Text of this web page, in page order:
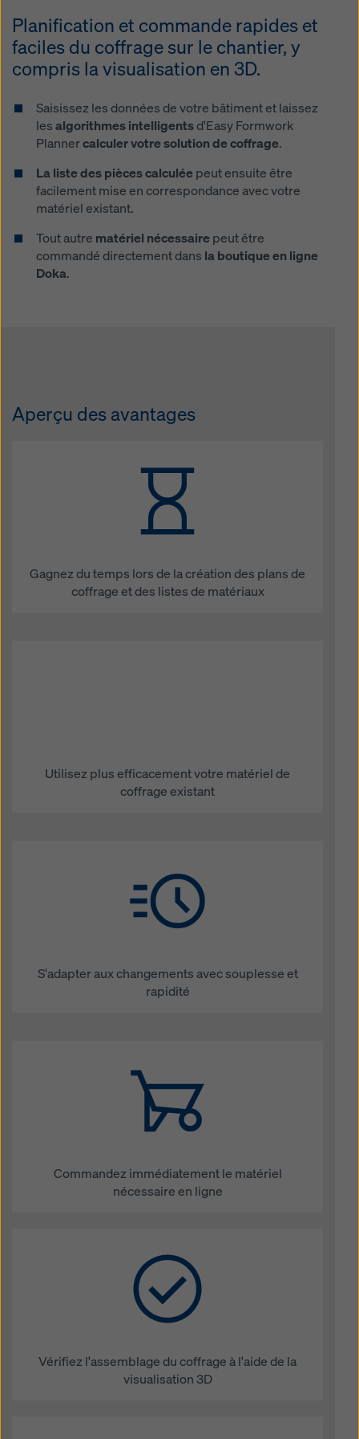
Planification et commande rapides et
faciles du coffrage sur le chantier, y
compris la visualisation en 3D.
Saisissez les données de votre bâtiment et laissez
lesalgorithmes intelligentsd'Easy Formwork
Plannercalculer votre solution de coffrage.
La liste des pièces calculéepeut ensuite être
facilement mise en correspondance avec votre
matériel existant.
Tout autre matériel nécessairepeut être
commandé directement dans la boutique en ligne
Doka.
Aperçu des avantages
Gagnez du temps lors de la création des plans de
coffrage et des listes de matériaux
Utilisez plus efficacement votre matériel de
coffrage existant
S'adapter aux changements avec souplesse et
rapidité
Commandez immédiatement le matériel
nécessaire en ligne
Vérifiez l'assemblage du coffrage à l'aide de la
visualisation 3D
ces pays tiers à des fins de contrôle et de surveillance
et qu'il n'y ait pas de recours juridique efficace contre
cela. Vous pouvez rejeter tous les cookies nécessitant
un consentement en cliquant sur « Rejeter » ou en
paramètres de cookies au bas de ce site web et en
utilisant les cases à cocher correspondantes. Vous
pouvez révoquer votre consentement à tout moment,
avec effet futur et sans indication de motif, en cliquant
surparamètres de cookiesau bas de ce site web.
Vous trouverez de plus amples informations sur nos
cookies
dans notre politique de confidentialité
vous offrons également la possibilité de sélectionner
vos cookies (paramètres avancés des cookies).